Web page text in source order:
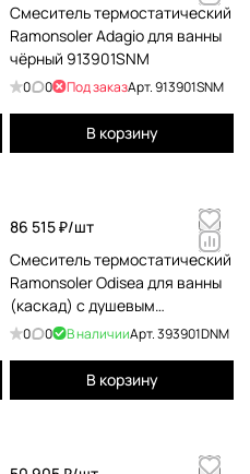
Смеситель термостатический
Ramonsoler Adagio для ванны
чёрный 913901SNM
0 0 Под заказАрт.913901SNM
В корзину
86 515 ₽/шт
Смеситель термостатический
Ramonsoler Odisea для ванны
(каскад) с душевым
комплектом черный
0 0 В наличииАрт.393901DNM
В корзину